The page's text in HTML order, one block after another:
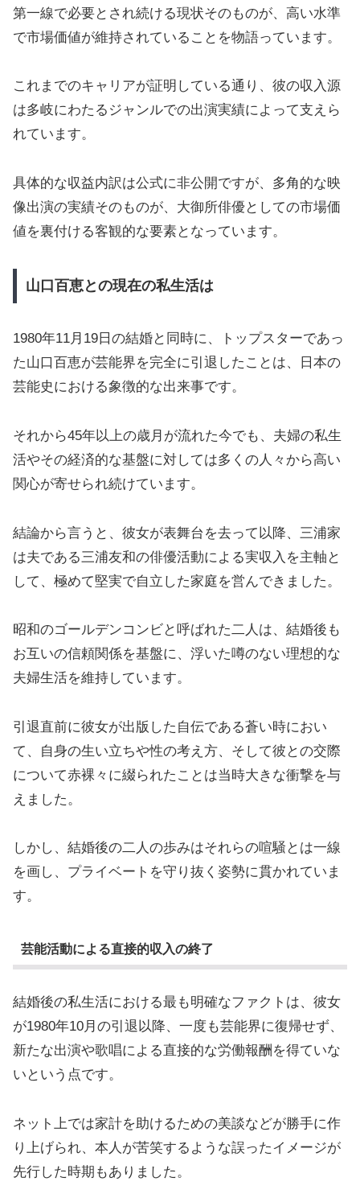
第一線で必要とされ続ける現状そのものが、高い水準
で市場価値が維持されていることを物語っています。
これまでのキャリアが証明している通り、彼の収入源
は多岐にわたるジャンルでの出演実績によって支えら
れています。
具体的な収益内訳は公式に非公開ですが、多角的な映
像出演の実績そのものが、大御所俳優としての市場価
値を裏付ける客観的な要素となっています。
山口百恵との現在の私生活は
1980年11月19日の結婚と同時に、トップスターであっ
た山口百恵が芸能界を完全に引退したことは、日本の
芸能史における象徴的な出来事です。
それから45年以上の歳月が流れた今でも、夫婦の私生
活やその経済的な基盤に対しては多くの人々から高い
関心が寄せられ続けています。
結論から言うと、彼女が表舞台を去って以降、三浦家
は夫である三浦友和の俳優活動による実収入を主軸と
して、極めて堅実で自立した家庭を営んできました。
昭和のゴールデンコンビと呼ばれた二人は、結婚後も
お互いの信頼関係を基盤に、浮いた噂のない理想的な
夫婦生活を維持しています。
引退直前に彼女が出版した自伝である蒼い時におい
て、自身の生い立ちや性の考え方、そして彼との交際
について赤裸々に綴られたことは当時大きな衝撃を与
えました。
しかし、結婚後の二人の歩みはそれらの喧騒とは一線
を画し、プライベートを守り抜く姿勢に貫かれていま
す。
芸能活動による直接的収入の終了
結婚後の私生活における最も明確なファクトは、彼女
が1980年10月の引退以降、一度も芸能界に復帰せず、
新たな出演や歌唱による直接的な労働報酬を得ていな
いという点です。
ネット上では家計を助けるための美談などが勝手に作
り上げられ、本人が苦笑するような誤ったイメージが
先行した時期もありました。